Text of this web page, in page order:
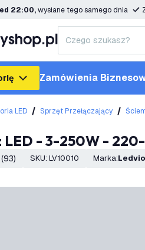
22:00,wysłane tego samego dnia
Zamówienia
LED Sprzęt Przełączający
LED - 3-250W -
SKU: LV10010 Marka: